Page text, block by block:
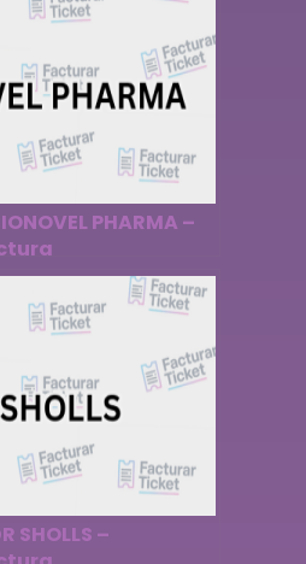
PHARMA –
SHOLLS –